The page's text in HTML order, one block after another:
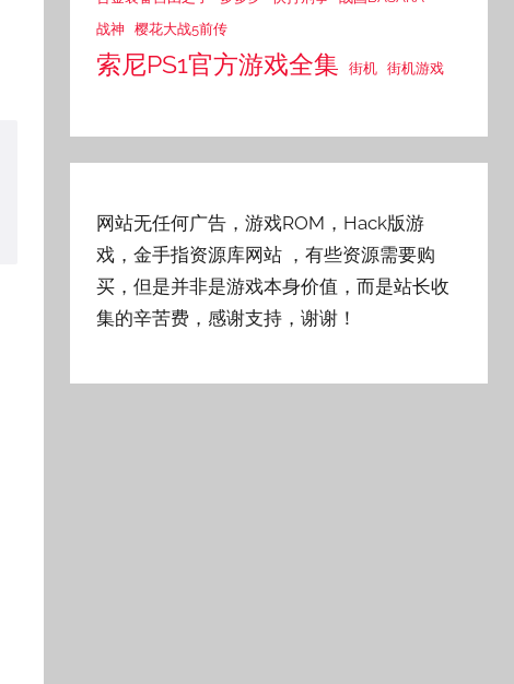
战神
樱花大战5前传
索尼PS1官方游戏全集 街机 街机游戏
网站无任何广告，游戏ROM，Hack版游
戏，金手指资源库网站 ，有些资源需要购
买，但是并非是游戏本身价值，而是站长收
集的辛苦费，感谢支持，谢谢！